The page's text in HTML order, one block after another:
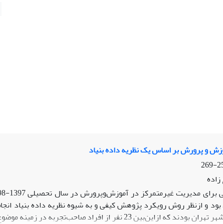
و پرورش بر اساس یک نظریه داده بنیاد
و ازنظر روش رویکرد پژوهش کیفی و به شیوه نظریه داده بنیاد
آموزش‌وپرورش منطقه 18 آموزش‌وپرورش شهر تهران بودند که ازاین‌بین